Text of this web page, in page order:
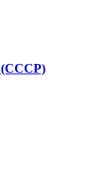
(СССР)